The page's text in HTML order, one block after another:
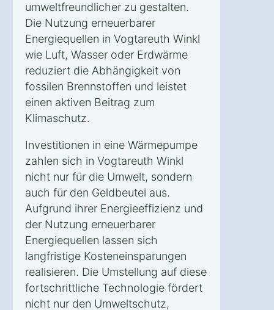
umweltfreundlicher zu gestalten.
Die Nutzung erneuerbarer
Energiequellen in Vogtareuth Winkl
wie Luft, Wasser oder Erdwärme
reduziert die Abhängigkeit von
fossilen Brennstoffen und leistet
einen aktiven Beitrag zum
Klimaschutz.
Investitionen in eine Wärmepumpe
zahlen sich in Vogtareuth Winkl
nicht nur für die Umwelt, sondern
auch für den Geldbeutel aus.
Aufgrund ihrer Energieeffizienz und
der Nutzung erneuerbarer
Energiequellen lassen sich
langfristige Kosteneinsparungen
realisieren. Die Umstellung auf diese
fortschrittliche Technologie fördert
nicht nur den Umweltschutz,